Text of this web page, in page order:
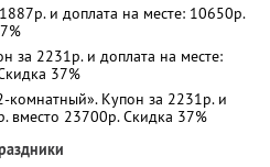
и доплата на месте: 10650р.
за 2231р. и доплата на месте:
37%
Купон за 2231р. и
вместо 23700р. Скидка 37%